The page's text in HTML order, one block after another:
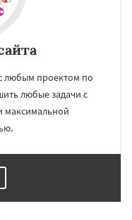
любым проектом по
любые задачи с
максимальной